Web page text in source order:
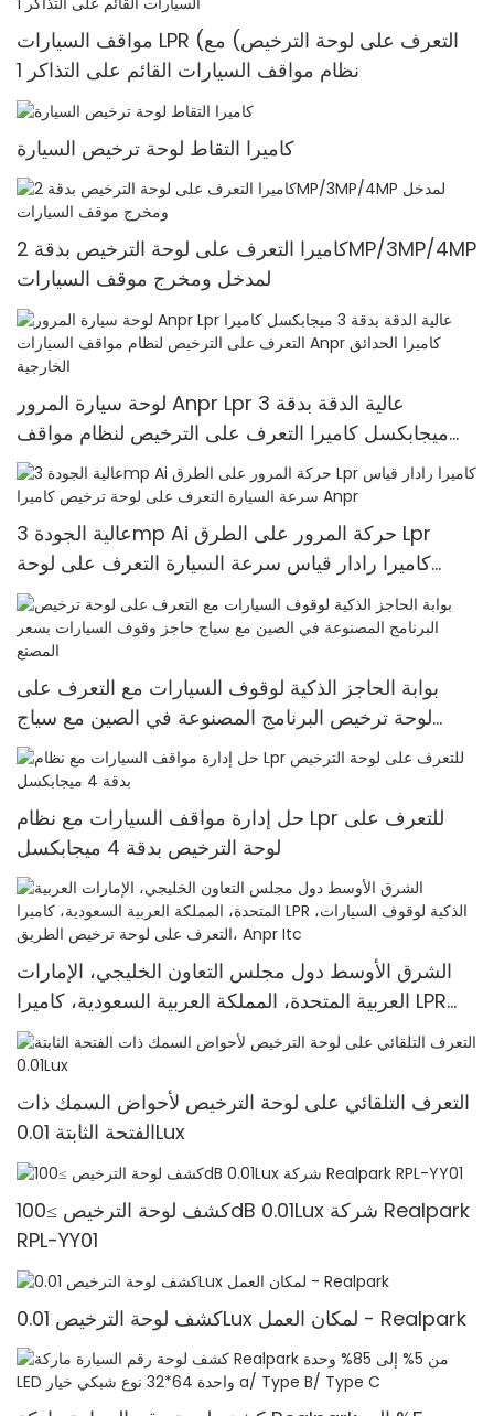
مواقف السيارات LPR (التعرف على لوحة الترخيص) مع
نظام مواقف السيارات القائم على التذاكر 1
كاميرا التقاط لوحة ترخيص السيارة
كاميرا التعرف على لوحة الترخيص بدقة 2MP/3MP/4MP
لمدخل ومخرج موقف السيارات
لوحة سيارة المرور Anpr Lpr عالية الدقة بدقة 3
ميجابكسل كاميرا التعرف على الترخيص لنظام مواقف
السيارات Anpr كاميرا الحدائق الخارجية
عالية الجودة 3mp Ai حركة المرور على الطرق Lpr
كاميرا رادار قياس سرعة السيارة التعرف على لوحة
ترخيص كاميرا Anpr
بوابة الحاجز الذكية لوقوف السيارات مع التعرف على
لوحة ترخيص البرنامج المصنوعة في الصين مع سياج
حاجز وقوف السيارات بسعر المصنع
حل إدارة مواقف السيارات مع نظام Lpr للتعرف على
لوحة الترخيص بدقة 4 ميجابكسل
الشرق الأوسط دول مجلس التعاون الخليجي، الإمارات
العربية المتحدة، المملكة العربية السعودية، كاميرا LPR
الذكية لوقوف السيارات، التعرف على لوحة ترخيص
التعرف التلقائي على لوحة الترخيص لأحواض السمك ذات
الفتحة الثابتة 0.01Lux
كشف لوحة الترخيص ≥100dB 0.01Lux شركة Realpark
RPL-YY01
كشف لوحة الترخيص 0.01Lux لمكان العمل - Realpark